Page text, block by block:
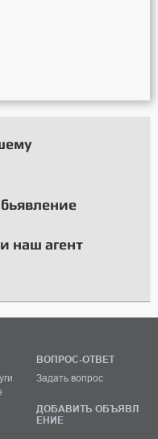
наш агент
ВОПРОС-ОТВЕТ
Задать вопрос
ДОБАВИТЬ ОБЪЯВЛ
ЕНИЕ